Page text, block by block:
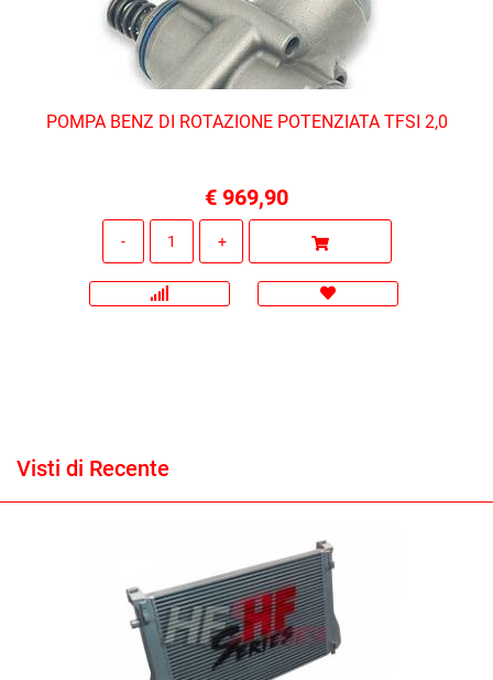
POMPA BENZ DI ROTAZIONE POTENZIATA TFSI 2,0
€ 969,90
Visti di Recente